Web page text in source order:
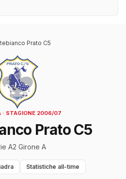
Prato C5
· STAGIONE 2006/07
Prato C5
A2 Girone A
Statistiche all-time